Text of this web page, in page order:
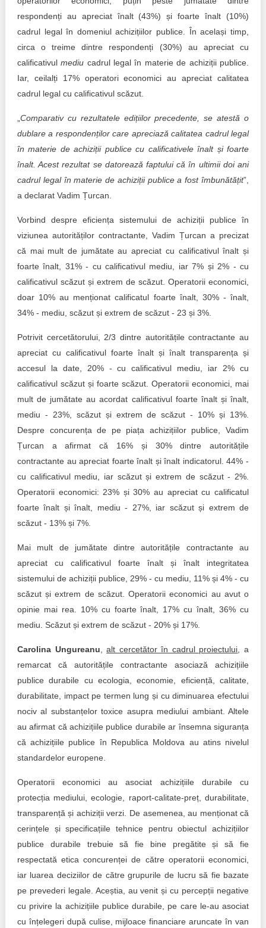
respondenți au apreciat înalt (43%) și foarte înalt (10%)
cadrul legal în domeniul achizițiilor publice. În același timp,
circa o treime dintre respondenți (30%) au apreciat cu
calificativulmediu cadrul legal în materie de achiziții publice.
Iar, ceilalți 17% operatori economici au apreciat calitatea
cadrul legal cu calificativul scăzut.
Comparativ cu rezultatele edițiilor precedente, se atestă o
dublare a respondenților care apreciază calitatea cadrul legal
în materie de achiziții publice cu calificativele înalt și foarte
înalt. Acest rezultat se datorează faptului că în ultimii doi ani
cadrul legal în materie de achiziții publice a fost îmbunătățit”,
a declarat Vadim Țurcan.
Vorbind despre eficiența sistemului de achiziții publice în
viziunea autorităților contractante, Vadim Țurcan a precizat
că mai mult de jumătate au apreciat cu calificativul înalt și
foarte înalt, 31% - cu calificativul mediu, iar 7% și 2% - cu
calificativul scăzut și extrem de scăzut. Operatorii economici,
doar 10% au menționat calificatul foarte înalt, 30% - înalt,
34% - mediu, scăzut și extrem de scăzut - 23 și 3%.
Potrivit cercetătorului, 2/3 dintre autoritățile contractante au
apreciat cu calificativul foarte înalt și înalt transparența și
accesul la date, 20% - cu calificativul mediu, iar 2% cu
calificativul scăzut și foarte scăzut. Operatorii economici, mai
mult de jumătate au acordat calificativul foarte înalt și înalt,
mediu - 23%, scăzut și extrem de scăzut - 10% și 13%.
Despre concurența de pe piața achizițiilor publice, Vadim
Țurcan a afirmat că 16% și 30% dintre autoritățile
contractante au apreciat foarte înalt și înalt indicatorul. 44% -
cu calificativul mediu, iar scăzut și extrem de scăzut - 2%.
Operatorii economici: 23% și 30% au apreciat cu calificatul
foarte înalt și înalt, mediu - 27%, iar scăzut și extrem de
scăzut - 13% și 7%.
Mai mult de jumătate dintre autoritățile contractante au
apreciat cu calificativul foarte înalt și înalt integritatea
sistemului de achiziții publice, 29% - cu mediu, 11% și 4% - cu
scăzut și extrem de scăzut. Operatorii economici au avut o
opinie mai rea. 10% cu foarte înalt, 17% cu înalt, 36% cu
mediu. Scăzut și extrem de scăzut - 20% și 17%.
Carolina Ungureanu ,alt cercetător în cadrul proiectului , a
remarcat că autoritățile contractante asociază achizițiile
publice durabile cu ecologia, economie, eficiență, calitate,
durabilitate, impact pe termen lung și cu diminuarea efectului
nociv al substanțelor toxice asupra mediului ambiant. Altele
au afirmat că achizițiile publice durabile ar însemna siguranța
că achizițiile publice în Republica Moldova au atins nivelul
standardelor europene.
Operatorii economici au asociat achizițiile durabile cu
protecția mediului, ecologie, raport-calitate-preț, durabilitate,
transparență și achiziții verzi. De asemenea, au menționat că
cerințele și specificațiile tehnice pentru obiectul achizițiilor
publice durabile trebuie să fie bine pregătite și să fie
respectată etica concurenței de către operatorii economici,
iar luarea deciziilor de către grupurile de lucru să fie bazate
pe prevederi legale. Aceștia, au venit și cu percepții negative
cu privire la achizițiile publice durabile, pe care le-au asociat
cu înțelegeri după culise, mijloace financiare aruncate în van